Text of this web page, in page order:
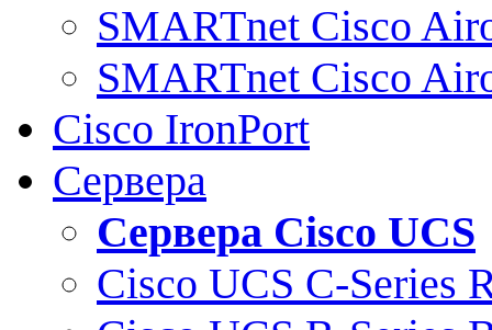
SMARTnet Cisco
SMARTnet Cisco
Cisco IronPort
Сервера
Сервера Cisco UCS
Cisco UCS C-Series